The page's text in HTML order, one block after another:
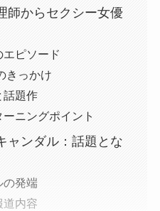
師からセクシー女優
ピソード
きっかけ
題作
ニングポイント
ャンダル：話題とな
発端
内容